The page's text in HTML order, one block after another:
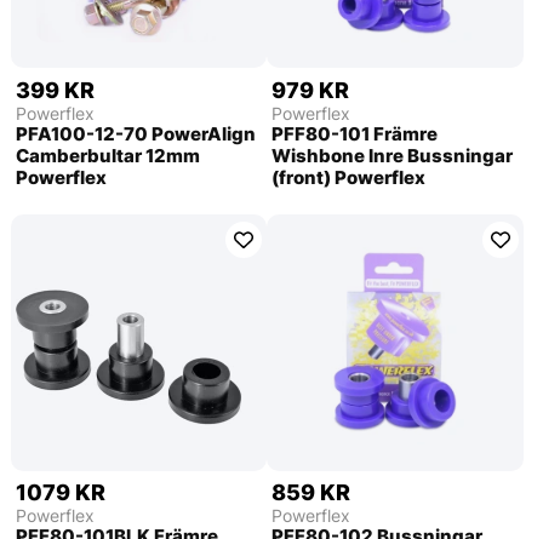
399 KR
Powerflex
PFA100-12-70 PowerAlign
Camberbultar 12mm
Powerflex
979 KR
Powerflex
PFF80-101 Främre
Wishbone Inre Bussningar
(front) Powerflex
1079 KR
Powerflex
859 KR
Powerflex